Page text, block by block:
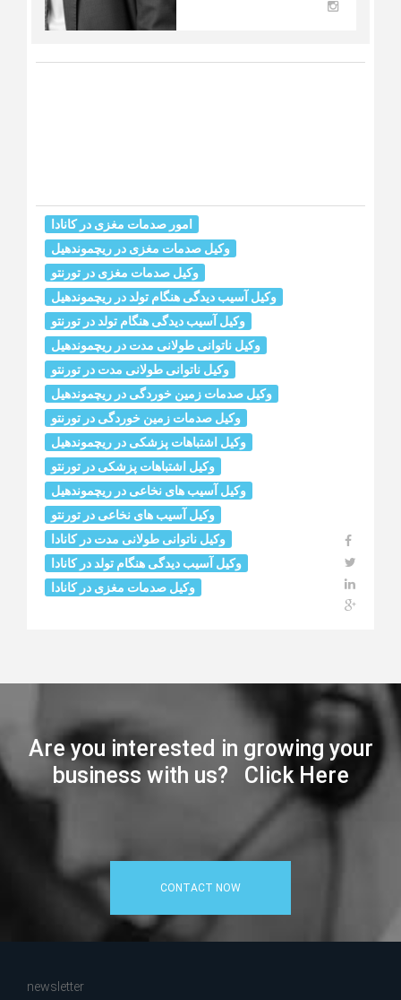
امور صدمات مغزی در کانادا
وکیل صدمات مغزی در ریچموندهیل
وکیل صدمات مغزی در تورنتو
وکیل آسیب دیدگی هنگام تولد در ریچموندهیل
وکیل آسیب دیدگی هنگام تولد در تورنتو
وکیل ناتوانی طولانی مدت در ریچموندهیل
وکیل ناتوانی طولانی مدت در تورنتو
وکیل صدمات زمین خوردگی در ریچموندهیل
وکیل صدمات زمین خوردگی در تورنتو
وکیل اشتباهات پزشکی در ریچموندهیل
وکیل اشتباهات پزشکی در تورنتو
وکیل آسیب‌ های نخاعی در ریچموندهیل
وکیل آسیب ‌های نخاعی در تورنتو
وکیل ناتوانی طولانی مدت در کانادا
وکیل آسیب دیدگی هنگام تولد در کانادا
وکیل صدمات مغزی در کانادا
Are you interested in growing your
business with us? Click Here
CONTACT NOW
newsletter